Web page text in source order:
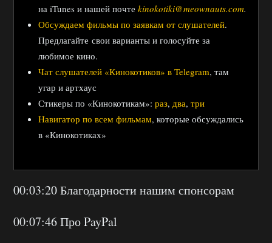
на iTunes и нашей почте kinokotiki@meownauts.com.
Обсуждаем фильмы по заявкам от слушателей.
Предлагайте свои варианты и голосуйте за
любимое кино.
Чат слушателей «Кинокотиков» в Telegram, там
угар и артхаус
Стикеры по «Кинокотикам»: раз, два, три
Навигатор по всем фильмам, которые обсуждались
в «Кинокотиках»
00:03:20 Благодарности нашим спонсорам
00:07:46 Про PayPal